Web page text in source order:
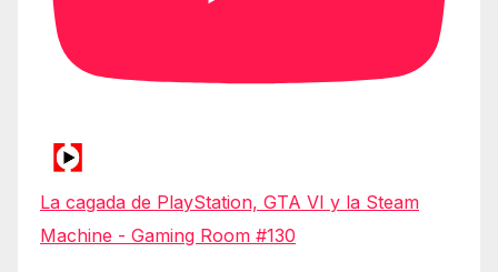
La cagada de PlayStation, GTA VI y la Steam
Machine - Gaming Room #130